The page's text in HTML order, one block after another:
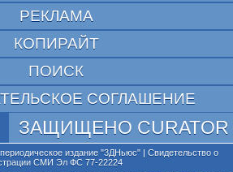
РЕКЛАМА
КОПИРАЙТ
ПОИСК
СОГЛАШЕНИЕ
ЗАЩИЩЕНО CURATOR
издание "3ДНьюс" | Свидетельство о
СМИ Эл ФС 77-22224